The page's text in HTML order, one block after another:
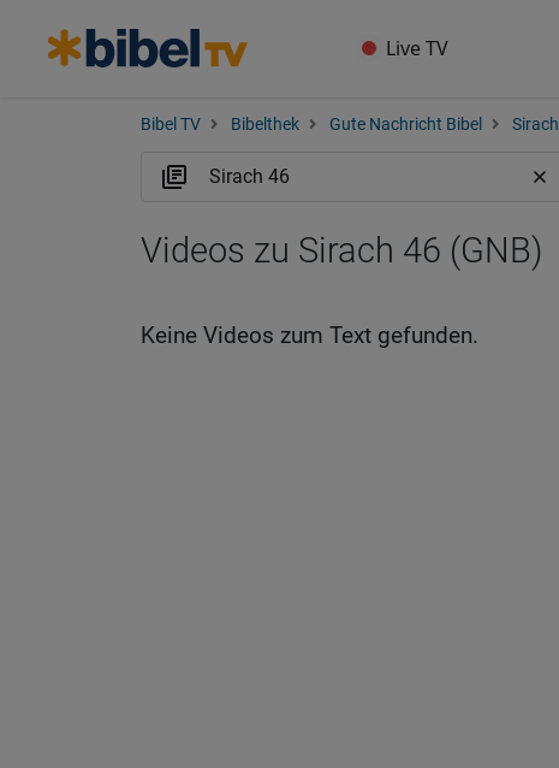
Live TV
Bibel TV Bibelthek Gute Nachricht Bibel Sirach
Videos zu Sirach 46 (GNB)
Keine Videos zum Text gefunden.